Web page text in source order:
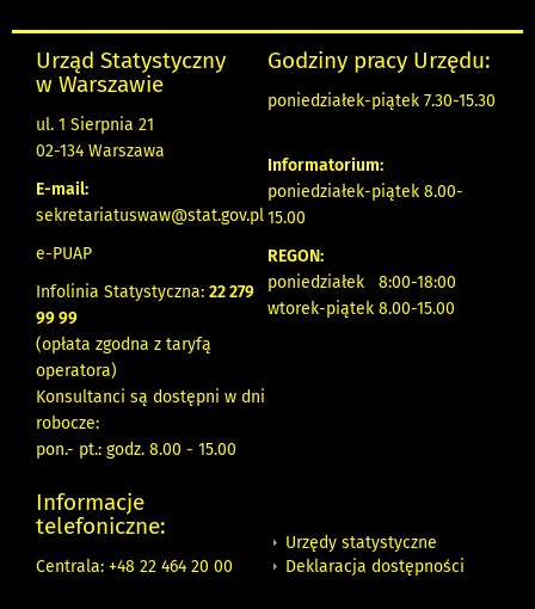
Urząd Statystyczny
w Warszawie
ul. 1 Sierpnia 21
02-134 Warszawa
E-mail:
sekretariatuswaw@stat.gov.pl
e-PUAP
Infolinia Statystyczna: 22 279
99 99
(opłata zgodna z taryfą
operatora)
Konsultanci są dostępni w dni
robocze:
pon.- pt.: godz. 8.00 - 15.00
Godziny pracy Urzędu:
poniedziałek-piątek 7.30-15.30
Informatorium:
poniedziałek-piątek 8.00-
15.00
REGON:
poniedziałek 8:00-18:00
wtorek-piątek 8.00-15.00
Informacje
telefoniczne:
Centrala: +48 22 464 20 00
Urzędy statystyczne
Deklaracja dostępności